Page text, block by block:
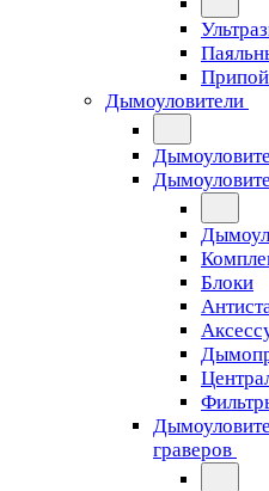
Дымоуловители
Блоки
граверов